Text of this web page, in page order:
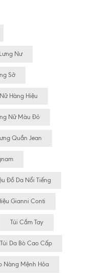
Nư
Sở
Hàng Hiệu
Nữ Màu Đỏ
Quần Jean
Đồ Da Nổi Tiếng
Gianni Conti
Túi Cầm Tay
Túi Da Bò Cao Cấp
Nàng Mệnh Hỏa